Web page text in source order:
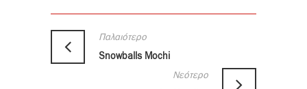
Παλαιότερο
Snowballs Mochi
Νεότερο